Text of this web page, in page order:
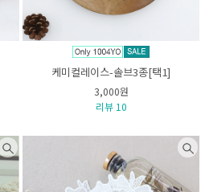
케미컬레이스-솔브3종[택1]
3,000원
리뷰 10